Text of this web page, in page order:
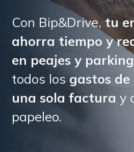
Con Bip&Drive,tu
ahorra tiempo y
en peajes y
todos los gastos
una sola factura y
papeleo.